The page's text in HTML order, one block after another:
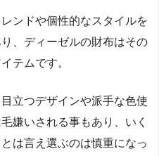
ンドや個性的なスタイルを
、ディーゼルの財布はその
テムです。
立つデザインや派手な色使
嫌いされる事もあり、いく
は言え選ぶのは慎重になっ